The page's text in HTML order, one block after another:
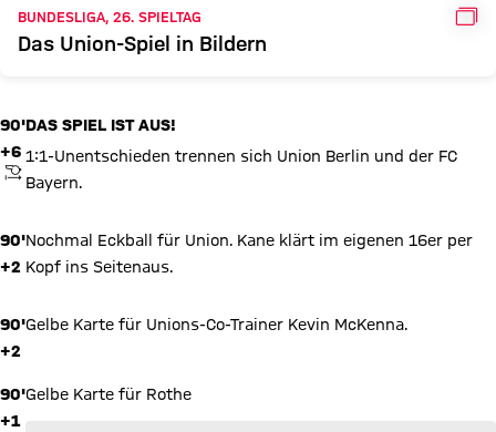
BUNDESLIGA, 26. SPIELTAG
Das Union-Spiel in Bildern
90'
+6
ANPFIFF
DAS SPIEL IST AUS!
1:1-Unentschieden trennen sich Union Berlin und der FC
Bayern.
90'
+2
Nochmal Eckball für Union. Kane klärt im eigenen 16er per
Kopf ins Seitenaus.
90'
+2
Gelbe Karte für Unions-Co-Trainer Kevin McKenna.
90'
+1
Gelbe Karte für Rothe